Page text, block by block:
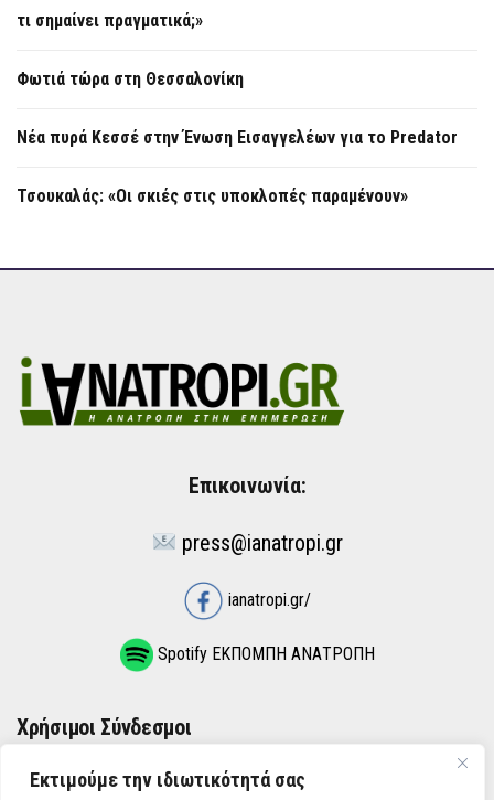
Εκτιμούμε την ιδιωτικότητά σας
τι σημαίνει πραγματικά;»
Φωτιά τώρα στη Θεσσαλονίκη
Νέα πυρά Κεσσέ στην Ένωση Εισαγγελέων για το Predator
Τσουκαλάς: «Οι σκιές στις υποκλοπές παραμένουν»
Επικοινωνία:
press@ianatropi.gr
ianatropi.gr/
Spotify ΕΚΠΟΜΠΗ ΑΝΑΤΡΟΠΗ
Χρήσιμοι Σύνδεσμοι
ΌΡΟΙ ΧΡΉΣΗΣ